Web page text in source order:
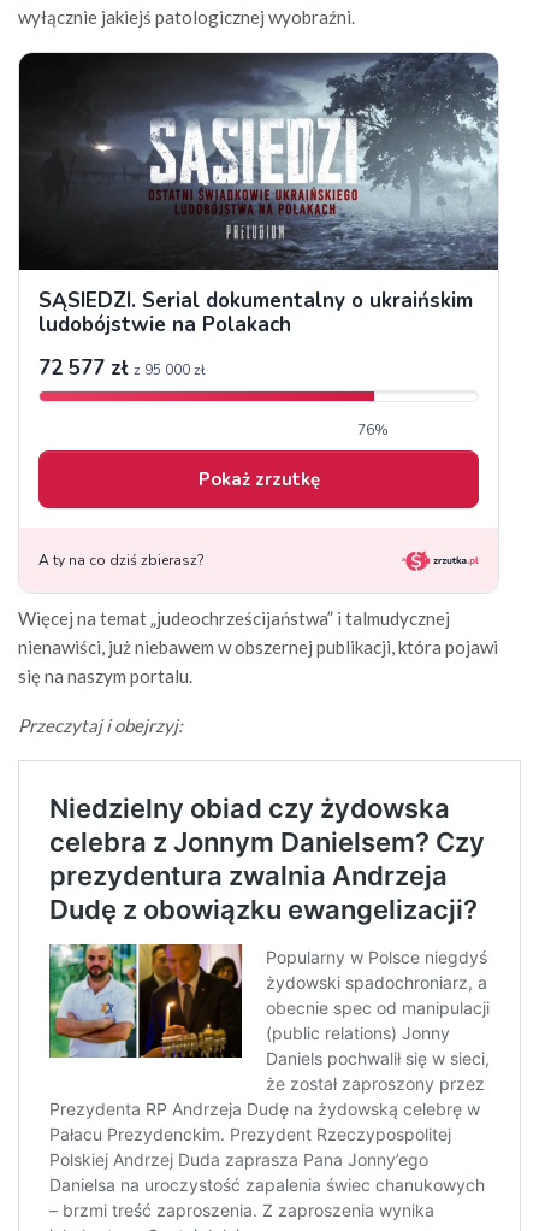
wyłącznie jakiejś patologicznej wyobraźni.
Więcej na temat „judeochrześcijaństwa” i talmudycznej
nienawiści, już niebawem w obszernej publikacji, która pojawi
się na naszym portalu.
Przeczytaj i obejrzyj: